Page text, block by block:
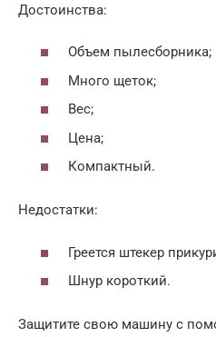
Достоинства:
Объем пылесборника;
Много щеток;
Вес;
Цена;
Компактный.
Недостатки:
Греется штекер
Шнур короткий.
Защитите свою машину с